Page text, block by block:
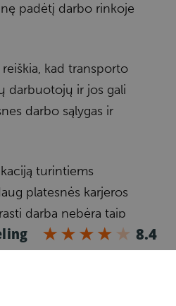
padėtį darbo rinkoje
kad transporto
darbuotojų ir jos gali
darbo sąlygas ir
turintiems
platesnės karjeros
darbą nebėra taip